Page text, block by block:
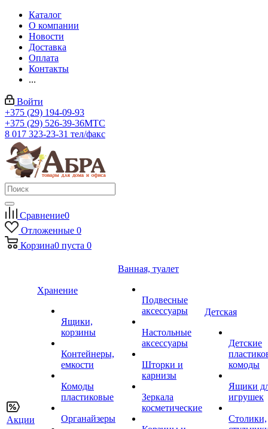
Каталог
О компании
Новости
Доставка
Оплата
Контакты
...
Войти
+375 (29) 194-09-93
+375 (29) 526-39-36МТС
8 017 323-23-31 тел/факс
Сравнение0
Отложенные 0
Корзина0 пуста 0
Акции
Хранение
Ящики,
корзины
Контейнеры,
емкости
Комоды
пластиковые
Органайзеры
Ванная, туалет
Подвесные
аксессуары
Настольные
аксессуары
Шторки и
карнизы
Зеркала
косметические
Детская
Детские
комоды
Ящики
игрушек
Столики,